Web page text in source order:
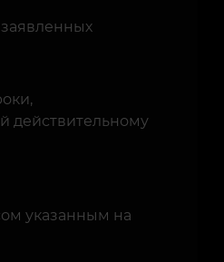
действительному
указанным на